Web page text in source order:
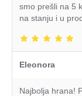
smo prešli na 5
na stanju i u
Eleonora
Najbolja hrana!